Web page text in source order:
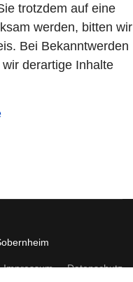
trotzdem auf eine
werden, bitten wir
Bei Bekanntwerden
derartige Inhalte
Impressum Datenschutz